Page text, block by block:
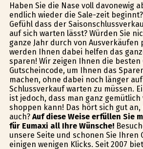
Haben Sie die Nase voll davonewig
endlich wieder die Sale-zeit
Gefühl dass der
auf sich warten lässt? Würden Sie
ganze Jahr durch von Ausverkäufen
werden Ihnen dabei helfen das
sparen! Wir zeigen Ihnen die besten
Gutscheincode, um Ihnen das
machen, ohne dabei noch länger
Schlussverkauf warten zu müssen.
ist jedoch, dass man ganz gemütlich
shoppen kann! Das hört sich gut an,
auch? Auf diese Weise erfüllen Sie
für Eumaxi all Ihre Wünsche!
unsere Seite und schonen Sie Ihren
einigen wenigen Klicks. Seit 2007